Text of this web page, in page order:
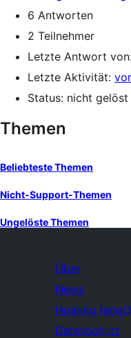
6 Antworten
2 Teilnehmer
Letzte Antwort
Letzte Aktivität:
Status: nicht gelöst
Themen
Beliebteste Themen
Nicht-Support-Themen
Ungelöste Themen
Über
News
Hosting (engl.)
Datenschutz